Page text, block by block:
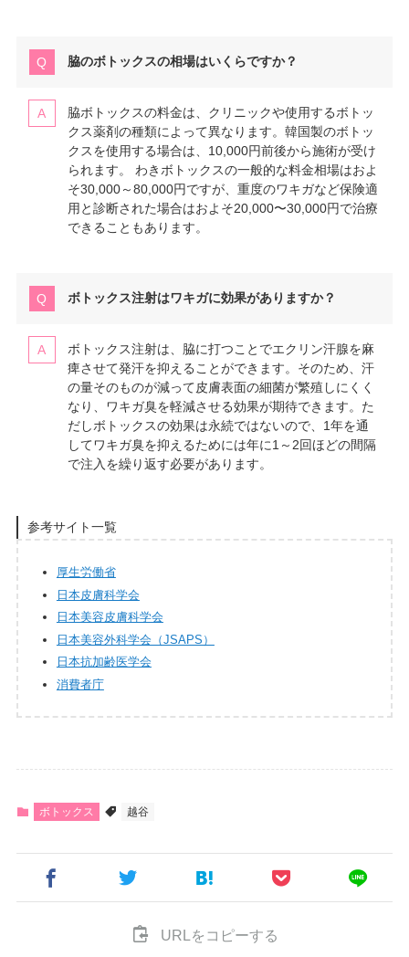
脇のボトックスの相場はいくらですか？
脇ボトックスの料金は、クリニックや使用するボトッ
クス薬剤の種類によって異なります。韓国製のボトッ
クスを使用する場合は、10,000円前後から施術が受け
られます。 わきボトックスの一般的な料金相場はおよ
そ30,000～80,000円ですが、重度のワキガなど保険適
用と診断された場合はおよそ20,000〜30,000円で治療
できることもあります。
ボトックス注射はワキガに効果がありますか？
ボトックス注射は、脇に打つことでエクリン汗腺を麻
痺させて発汗を抑えることができます。そのため、汗
の量そのものが減って皮膚表面の細菌が繁殖しにくく
なり、ワキガ臭を軽減させる効果が期待できます。た
だしボトックスの効果は永続ではないので、1年を通
してワキガ臭を抑えるためには年に1～2回ほどの間隔
で注入を繰り返す必要があります。
参考サイト一覧
厚生労働省
日本皮膚科学会
日本美容皮膚科学会
日本美容外科学会（JSAPS）
日本抗加齢医学会
消費者庁
ボトックス 越谷
URLをコピーする